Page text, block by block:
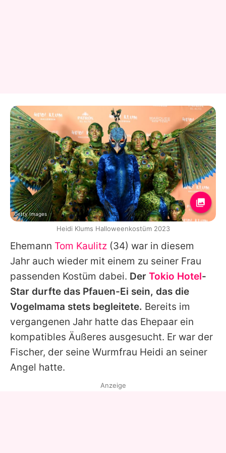
Ehemann Tom Kaulitz (34) war in diesem
Jahr auch wieder mit einem zu seiner Frau
passenden Kostüm dabei. Der Tokio Hotel-
Star durfte das Pfauen-Ei sein, das die
Vogelmama stets begleitete. Bereits im
vergangenen Jahr hatte das Ehepaar ein
kompatibles Äußeres ausgesucht. Er war der
Fischer, der seine Wurmfrau Heidi an seiner
Angel hatte.
Getty Images
Heidi Klums Halloweenkostüm 2023
Anzeige